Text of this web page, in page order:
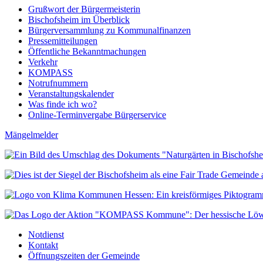
Grußwort der Bürgermeisterin
Bischofsheim im Überblick
Bürgerversammlung zu Kommunalfinanzen
Pressemitteilungen
Öffentliche Bekanntmachungen
Verkehr
KOMPASS
Notrufnummern
Veranstaltungskalender
Was finde ich wo?
Online-Terminvergabe Bürgerservice
Mängelmelder
Notdienst
Kontakt
Öffnungszeiten der Gemeinde